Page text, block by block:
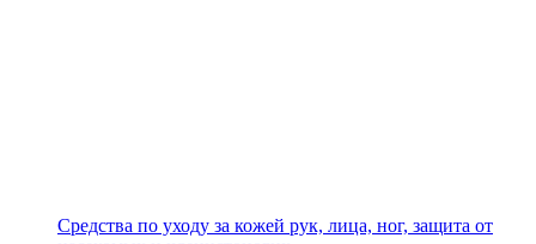
Средства по уходу за кожей рук, лица, ног, защита от